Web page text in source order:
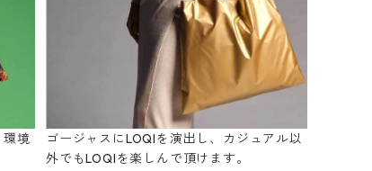
環境
ゴージャスにLOQIを演出し、カジュアル以
外でもLOQIを楽しんで頂けます。